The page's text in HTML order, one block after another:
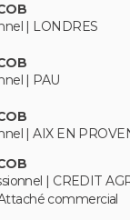
| LONDRES
| PAU
| AIX EN
| CREDIT
commercial